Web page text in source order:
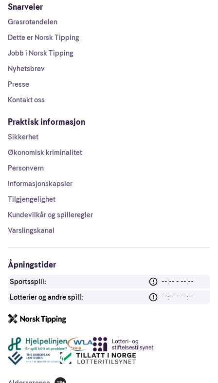
Snarveier
Grasrotandelen
Dette er Norsk Tipping
Jobb i Norsk Tipping
Nyhetsbrev
Presse
Kontakt oss
Praktisk informasjon
Sikkerhet
Økonomisk kriminalitet
Personvern
Informasjonskapsler
Tilgjengelighet
Kundevilkår og spilleregler
Varslingskanal
Åpningstider
Sportsspill:
--:-- - --:--
Lotterier og andre spill:
--:-- - --:--
Andre lenker